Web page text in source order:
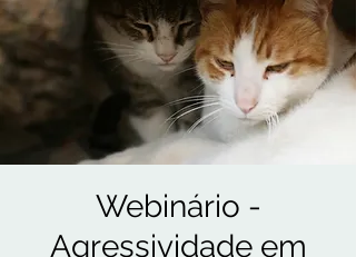
Webinário -
Agressividade em